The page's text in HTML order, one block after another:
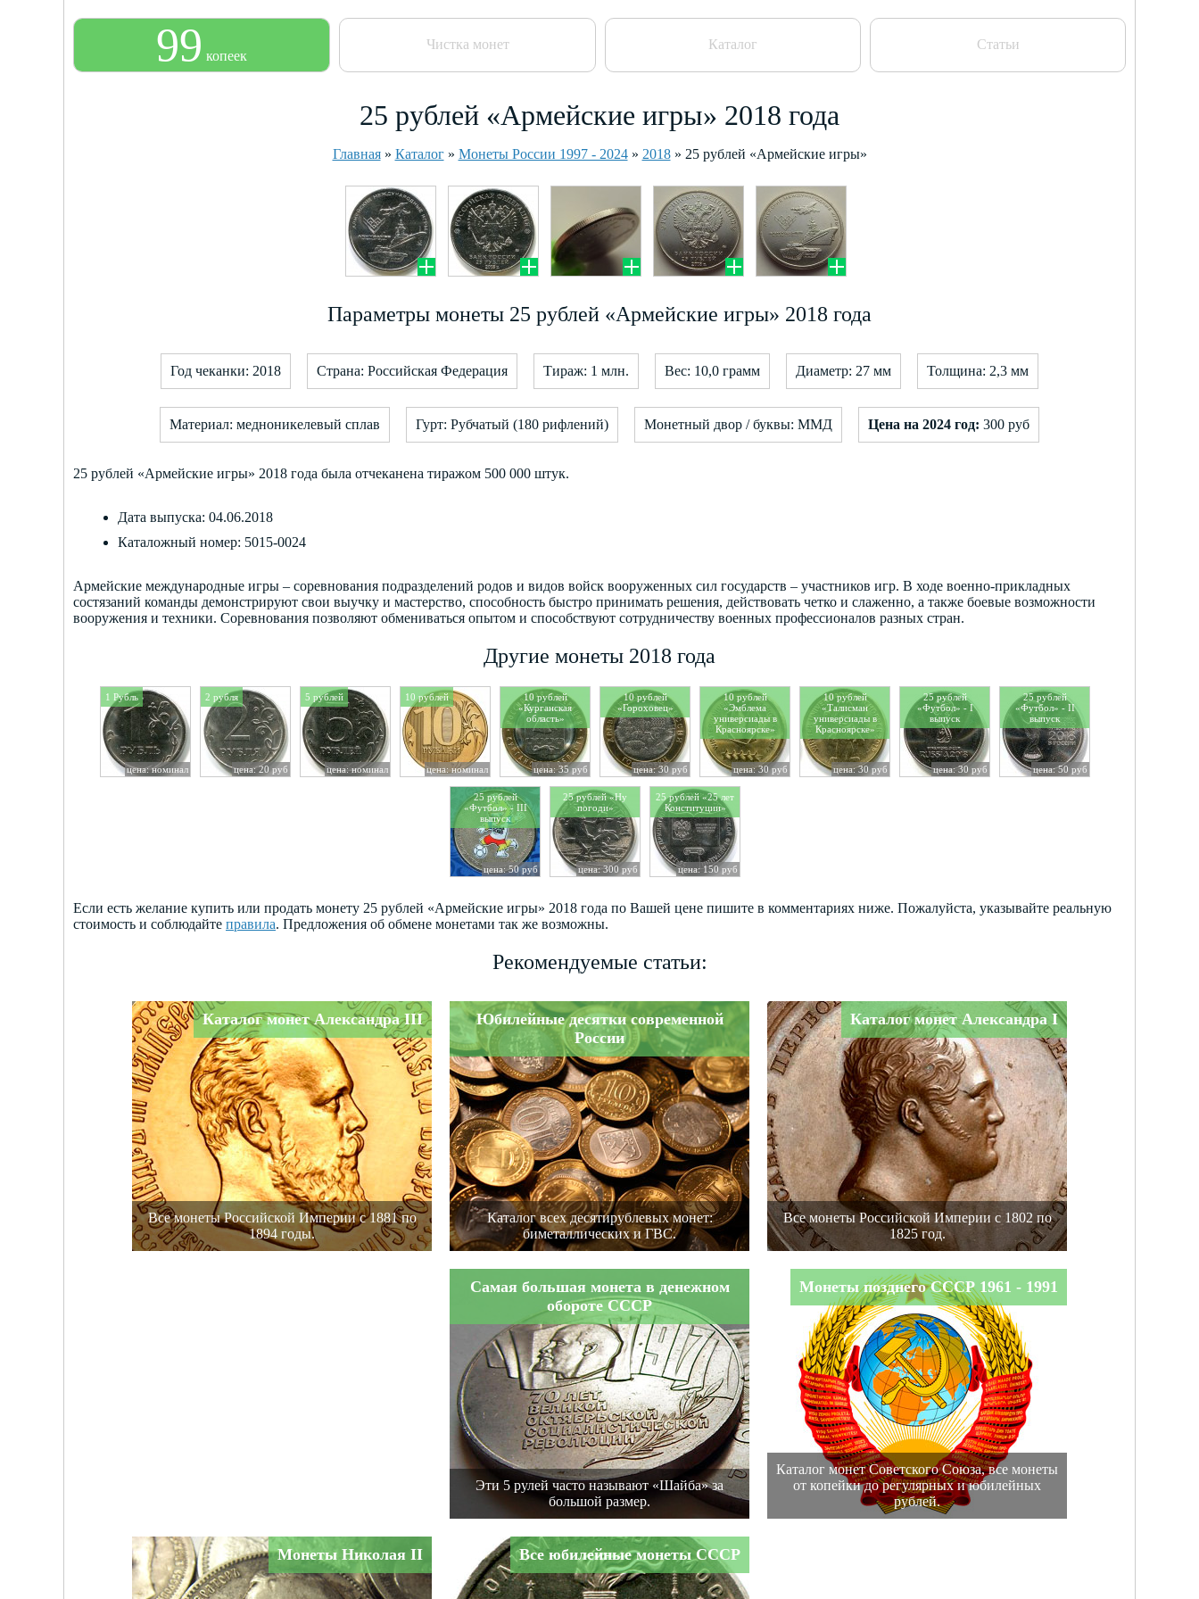
99 копеек
Чистка монет Каталог Статьи
25 рублей «Армейские игры» 2018 года
Главная» Каталог» Монеты России 1997 - 2024» 2018» 25 рублей «Армейские игры»
Параметры монеты 25 рублей «Армейские игры» 2018 года
Год чеканки: 2018 Страна: Российская Федерация Тираж: 1 млн. Вес: 10,0 грамм Диаметр: 27 мм Толщина: 2,3 мм
Материал: медноникелевый сплав Гурт: Рубчатый (180 рифлений) Монетный двор / буквы: ММД Цена на 2024 год: 300 руб
25 рублей «Армейские игры» 2018 года была отчеканена тиражом 500 000 штук.
Дата выпуска: 04.06.2018
Каталожный номер: 5015-0024
Армейские международные игры – соревнования подразделений родов и видов войск вооруженных сил государств – участников игр. В ходе военно-прикладных
состязаний команды демонстрируют свои выучку и мастерство, способность быстро принимать решения, действовать четко и слаженно, а также боевые возможности
вооружения и техники. Соревнования позволяют обмениваться опытом и способствуют сотрудничеству военных профессионалов разных стран.
Другие монеты 2018 года
1 Рубль
цена: номинал
2 рубля
цена: 20 руб
5 рублей
цена: номинал
10 рублей
цена: номинал
10 рублей
«Курганская
область»
цена: 35 руб
10 рублей
«Гороховец»
цена: 30 руб
10 рублей
«Эмблема
универсиады в
Красноярске»
цена: 30 руб
10 рублей
«Талисман
универсиады в
Красноярске»
цена: 30 руб
25 рублей
«Футбол» - I
выпуск
цена: 30 руб
25 рублей
«Футбол» - II
выпуск
цена: 50 руб
25 рублей
«Футбол» - III
выпуск
цена: 50 руб
25 рублей «Ну
погоди»
цена: 300 руб
25 рублей «25 лет
Конституции»
цена: 150 руб
Если есть желание купить или продать монету 25 рублей «Армейские игры» 2018 года по Вашей цене пишите в комментариях ниже. Пожалуйста, указывайте реальную
стоимость и соблюдайте правила. Предложения об обмене монетами так же возможны.
Рекомендуемые статьи:
Каталог монет Александра III
Все монеты Российской Империи с 1881 по
1894 годы.
Юбилейные десятки современной
России
Каталог всех десятирублевых монет:
биметаллических и ГВС.
Каталог монет Александра I
Все монеты Российской Империи с 1802 по
1825 год.
Самая большая монета в денежном
обороте СССР
Эти 5 рулей часто называют «Шайба» за
большой размер.
Монеты позднего СССР 1961 - 1991
Каталог монет Советского Союза, все монеты
от копейки до регулярных и юбилейных
рублей.
Монеты Николая II Все юбилейные монеты СССР